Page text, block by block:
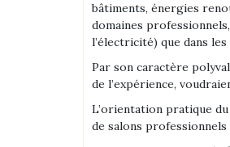
bâtiments, énergies
domaines
l’électricité) que dans
Par son caractère
de l’expérience,
L’orientation pratique
de salons